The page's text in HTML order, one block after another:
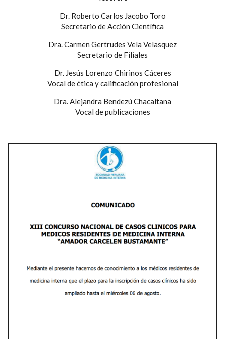
Dr. Roberto Carlos Jacobo Toro
Secretario de Acción Científica
Dra. Carmen Gertrudes Vela Velasquez
Secretario de Filiales
Dr. Jesús Lorenzo Chirinos Cáceres
Vocal de ética y calificación profesional
Dra. Alejandra Bendezú Chacaltana
Vocal de publicaciones